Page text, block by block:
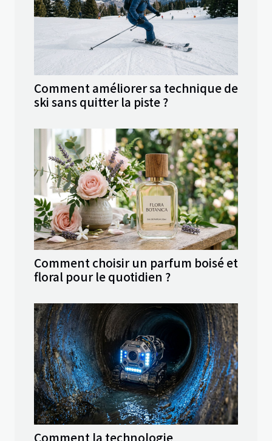
Comment améliorer sa technique de
ski sans quitter la piste ?
Comment choisir un parfum boisé et
floral pour le quotidien ?